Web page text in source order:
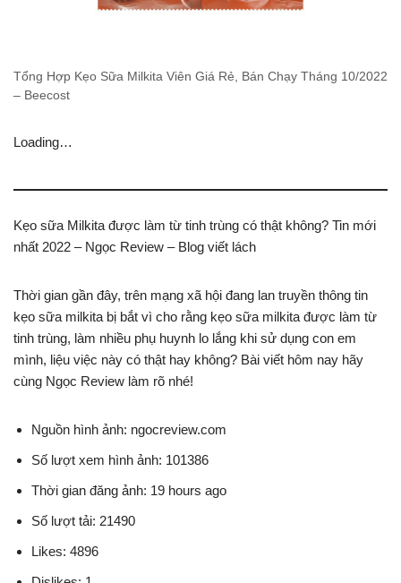
Tổng Hợp Kẹo Sữa Milkita Viên Giá Rẻ, Bán Chạy Tháng 10/2022
– Beecost
Loading…
Kẹo sữa Milkita được làm từ tinh trùng có thật không? Tin mới
nhất 2022 – Ngọc Review – Blog viết lách
Thời gian gần đây, trên mạng xã hội đang lan truyền thông tin
kẹo sữa milkita bị bắt vì cho rằng kẹo sữa milkita được làm từ
tinh trùng, làm nhiều phụ huynh lo lắng khi sử dụng con em
mình, liệu việc này có thật hay không? Bài viết hôm nay hãy
cùng Ngọc Review làm rõ nhé!
Nguồn hình ảnh: ngocreview.com
Số lượt xem hình ảnh: 101386
Thời gian đăng ảnh: 19 hours ago
Số lượt tải: 21490
Likes: 4896